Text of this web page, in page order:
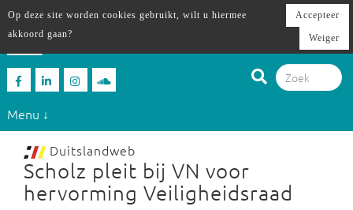
Menu ↓
Duitslandweb
Scholz pleit bij VN voor
hervorming Veiligheidsraad
Op deze site worden cookies gebruikt, wilt u hiermee
akkoord gaan?
Accepteer
Weiger